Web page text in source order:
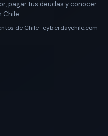
pagar tus deudas y conocer
Chile.
de Chile· cyberdaychile.com